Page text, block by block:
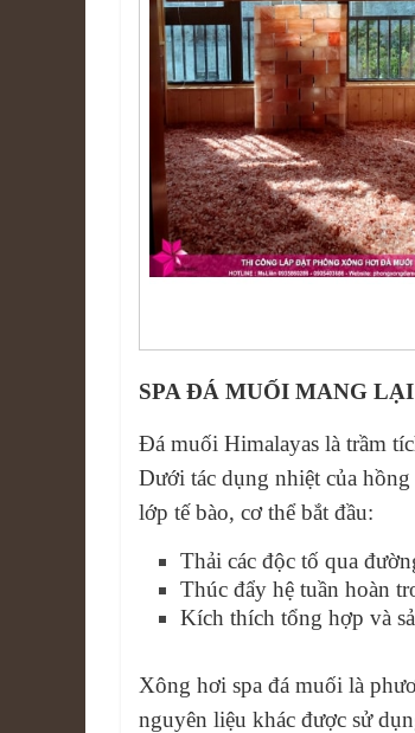
SPA ĐÁ MUỐI MANG
Đá muối Himalayas là trầm
Dưới tác dụng nhiệt của
lớp tế bào, cơ thể bắt đầu:
Thải các độc tố qua
Thúc đẩy hệ tuần hoàn
Kích thích tổng hợp và
Xông hơi spa đá muối là
nguyên liệu khác được sử